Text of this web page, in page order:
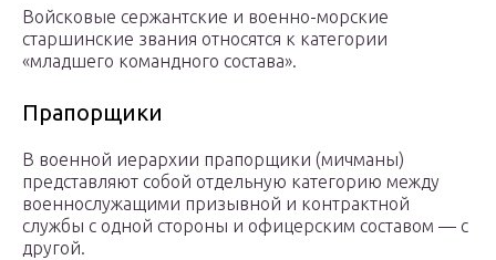
Войсковые сержантские и военно-морские
старшинские звания относятся к категории
«младшего командного состава».
Прапорщики
В военной иерархии прапорщики (мичманы)
представляют собой отдельную категорию между
военнослужащими призывной и контрактной
службы с одной стороны и офицерским составом — с
другой.